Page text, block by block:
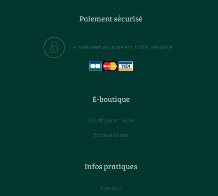
Paiement sécurisé
Le paiement en ligne est 100% sécurisé
E-boutique
Boutique en ligne
Espace client
Infos pratiques
Contact